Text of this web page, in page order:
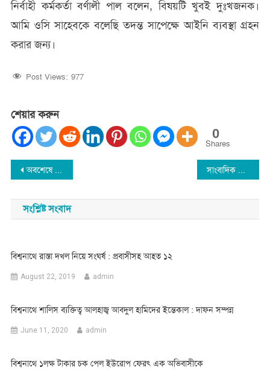
নির্বাহী কর্মকর্তা বর্ণালী পাল বলেন, বিষয়টি খুবই দুঃখজনক।
আমি ওসি সাহেবকে বলেছি তদন্ত সাপেক্ষে আইনি ব্যবস্থা গ্রহন
করার জন্য।
Post Views: 977
শেয়ার করুন
0
Shares
Post
navigation
অবশেষে বিশ্বনাথে রুহেল চেয়ারম্যানের বিরুদ্ধে জালিয়াতির মামলা রেকর্ড সাংবাদিক খায়েরকে দেখে নেয়ার হুমকি : থানায় জিডি
সংশ্লিষ্ট সংবাদ
বিশ্বনাথে রাস্তা দখল নিয়ে সংঘর্ষ : প্রবাসীসহ আহত ১২
August 22, 2019 admin
বিশ্বনাথে শালিস ব্যক্তিত্ব আলহাজ্ব আবদুল হামিদের ইন্তেকাল : দাফন সম্পন্ন
June 11, 2020 admin
বিশ্বনাথে ১লক্ষ টাকার চক পেল ইউরোপ ফেরৎ এক অভিবাসীকে